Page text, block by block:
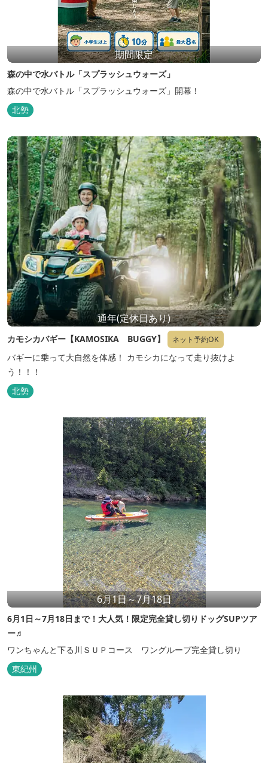
期間限定
森の中で水バトル「スプラッシュウォーズ」
森の中で水バトル「スプラッシュウォーズ」開幕！
北勢
通年(定休日あり)
カモシカバギー【KAMOSIKA BUGGY】 ネット予約OK
バギーに乗って大自然を体感！ カモシカになって走り抜けよ
う！！！
北勢
6月1日～7月18日
6月1日～7月18日まで！大人気！限定完全貸し切りドッグSUPツア
ー♬
ワンちゃんと下る川ＳＵＰコース ワングループ完全貸し切り
東紀州